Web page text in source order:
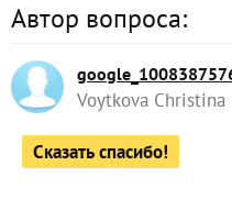
Автор вопроса:
Voytkova Christina
Сказать спасибо!